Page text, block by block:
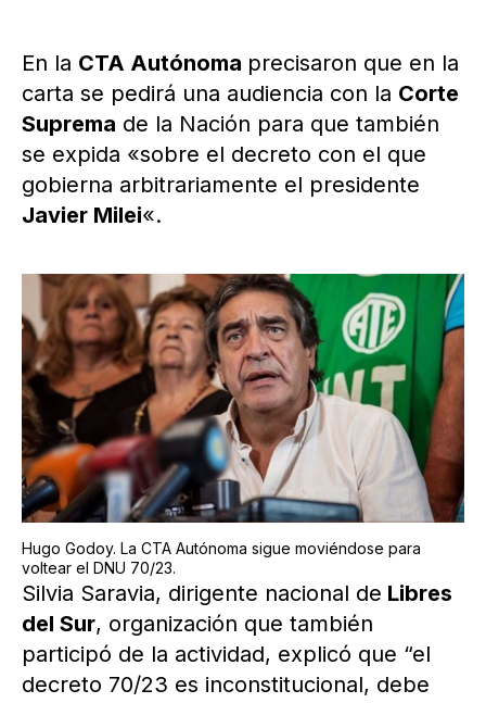
En la CTA Autónoma precisaron que en la
carta se pedirá una audiencia con la Corte
Suprema de la Nación para que también
se expida «sobre el decreto con el que
gobierna arbitrariamente el presidente
Javier Milei«.
Hugo Godoy. La CTA Autónoma sigue moviéndose para
voltear el DNU 70/23.
Silvia Saravia, dirigente nacional de Libres
del Sur, organización que también
participó de la actividad, explicó que “el
decreto 70/23 es inconstitucional, debe